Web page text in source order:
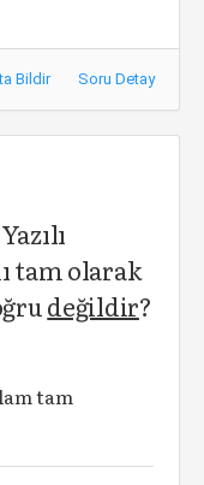
Bildir Soru Detay
tam olarak
değildir?
tam